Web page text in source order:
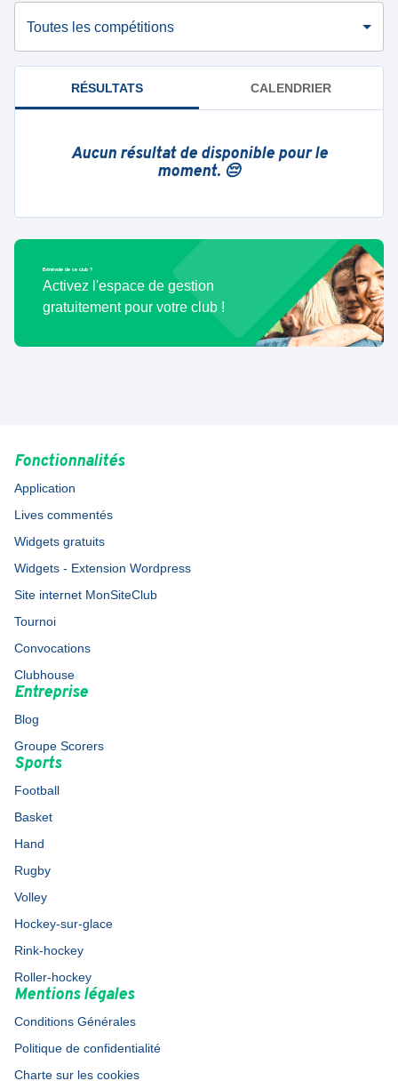
Toutes les compétitions
RÉSULTATS CALENDRIER
Aucun résultat de disponible pour le
moment. 😔
Bénévole de ce club ?
Activez l'espace de gestion
gratuitement pour votre club !
Fonctionnalités
Application
Lives commentés
Widgets gratuits
Widgets - Extension Wordpress
Site internet MonSiteClub
Tournoi
Convocations
Clubhouse
Entreprise
Blog
Groupe Scorers
Sports
Football
Basket
Hand
Rugby
Volley
Hockey-sur-glace
Rink-hockey
Roller-hockey
Mentions légales
Conditions Générales
Politique de confidentialité
Charte sur les cookies